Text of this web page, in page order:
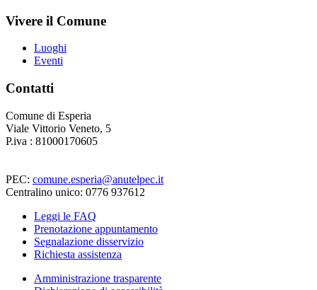
Vivere il Comune
Luoghi
Eventi
Contatti
Comune di Esperia
Viale Vittorio Veneto, 5
P.iva : 81000170605
PEC: comune.esperia@anutelpec.it
Centralino unico: 0776 937612
Leggi le FAQ
Prenotazione appuntamento
Segnalazione disservizio
Richiesta assistenza
Amministrazione trasparente